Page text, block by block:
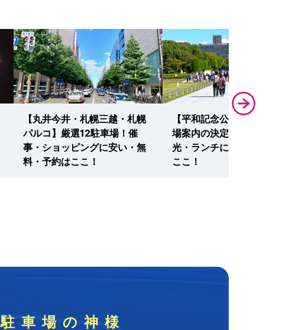
【丸井今井・札幌三越・札幌
パルコ】厳選12駐車場！催
事・ショッピングに安い・無
料・予約はここ！
【平和記念公園(広島)】駐車
場案内の決定版！資料館・観
光・ランチに安い・予約なら
ここ！
駐車場の神様